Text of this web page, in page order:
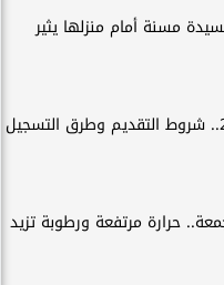
مسنة أمام منزلها يثير
حج القرعة 2027.. شروط التقديم وطرق التسجيل
حرارة مرتفعة ورطوبة تزيد